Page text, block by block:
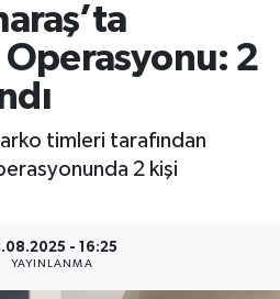
2
timleri tarafından
2 kişi
- 16:25
YAYINLANMA